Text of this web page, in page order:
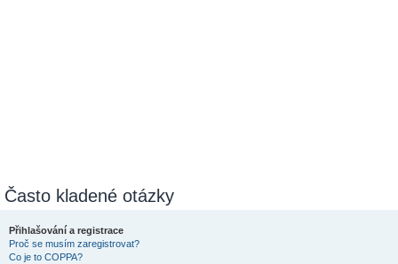
Často kladené otázky
Přihlašování a registrace
Proč se musím zaregistrovat?
Co je to COPPA?